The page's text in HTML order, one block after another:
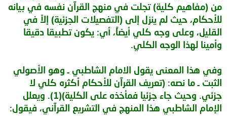
من (مفاهيم كلية) تجلت في منهج القرآن نفسه في بيانه
للأحكام، حيث لم ينزل إلى (التفصيلات الجزئية) إلاّ في
القليل، وعلى وجه كلي أيضاً، أي: يكون تطبيقا دقيقا
وأمينا لهذا الوجه الكلي.
وفي هذا المعنى يقول الامام الشاطبي ـ وهو الأصولي
الثبت ـ ما نصه: (تعريف القرآن للأحكام أكثره كلي لا
جزئي. وحيث جاء جزئيا فمأخذه على الكلية)(1). ويعلل
الإمام الشاطبي هذا المنهج في التشريع القرآني، فيقول: